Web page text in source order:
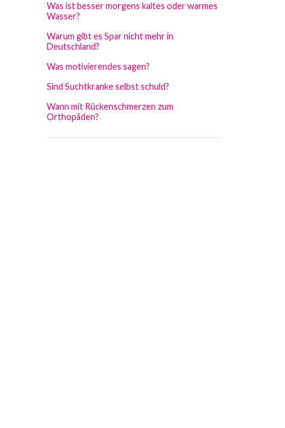
Was ist besser morgens kaltes oder warmes
Wasser?
Warum gibt es Spar nicht mehr in
Deutschland?
Was motivierendes sagen?
Sind Suchtkranke selbst schuld?
Wann mit Rückenschmerzen zum
Orthopäden?